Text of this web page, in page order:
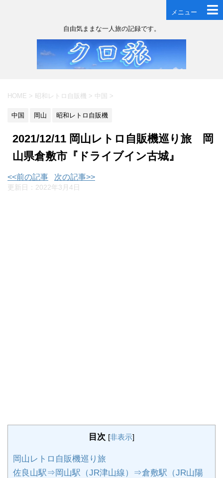
メニュー
自由気ままな一人旅の記録です。
HOME > 昭和レトロ自販機 > 中国 >
中国 岡山 昭和レトロ自販機
2021/12/11 岡山レトロ自販機巡り旅 岡
山県倉敷市『ドライブイン古城』
<<前の記事 次の記事>>
更新日： 2022年3月4日
目次 [非表示]
岡山レトロ自販機巡り旅
佐良山駅⇒岡山駅（JR津山線）⇒倉敷駅（JR山陽